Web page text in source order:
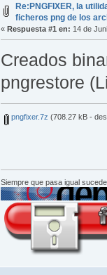
Re:PNGFIXER, la
ficheros png de los
« Respuesta #1 en: 14 de
Creados
pngrestore
pngfixer.7z (708.27 kB -
Siempre que pasa igual